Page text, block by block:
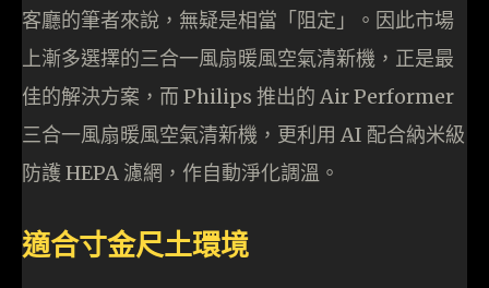
客廳的筆者來說，無疑是相當「阻定」。因此市場
上漸多選擇的三合一風扇暖風空氣清新機，正是最
佳的解決方案，而 Philips 推出的 Air Performer
三合一風扇暖風空氣清新機，更利用 AI 配合納米級
防護 HEPA 濾網，作自動淨化調溫。
適合寸金尺土環境